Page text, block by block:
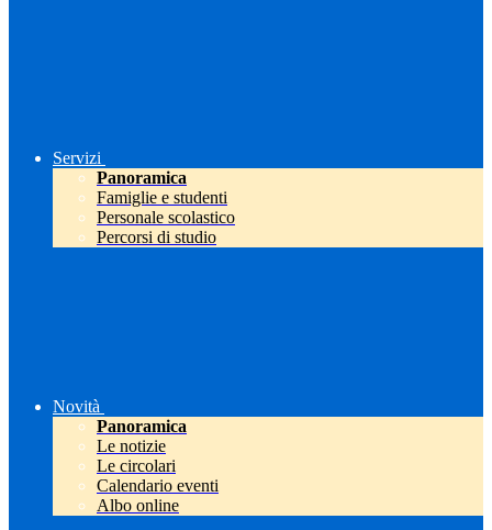
Servizi
Panoramica
Famiglie e studenti
Personale scolastico
Percorsi di studio
Novità
Panoramica
Le notizie
Le circolari
Calendario eventi
Albo online